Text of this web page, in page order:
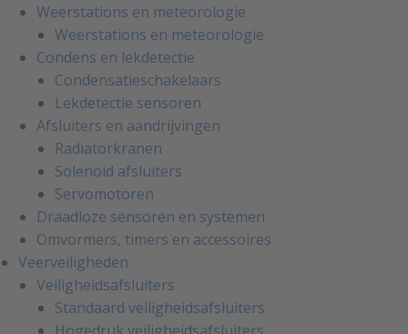
Weerstations en meteorologie
Weerstations en meteorologie
Condens en lekdetectie
Condensatieschakelaars
Lekdetectie sensoren
Afsluiters en aandrijvingen
Radiatorkranen
Solenoid afsluiters
Servomotoren
Draadloze sensoren en systemen
Omvormers, timers en accessoires
Veerveiligheden
Veiligheidsafsluiters
Standaard veiligheidsafsluiters